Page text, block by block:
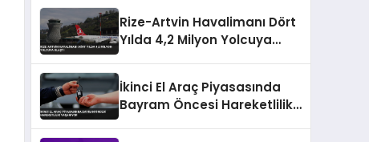
Rize-Artvin Havalimanı Dört
Yılda 4,2 Milyon Yolcuya
İkinci El Araç Piyasasında
Bayram Öncesi Hareketlilik